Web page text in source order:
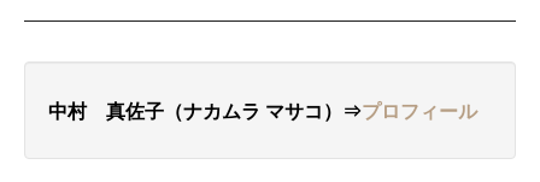
中村 真佐子（ナカムラ マサコ）⇒プロフィール